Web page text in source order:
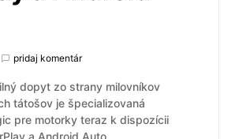
pridaj komentár
dopyt zo strany milovníkov
tátošov je špecializovaná
pre motorky teraz k dispozícii
a Android Auto.